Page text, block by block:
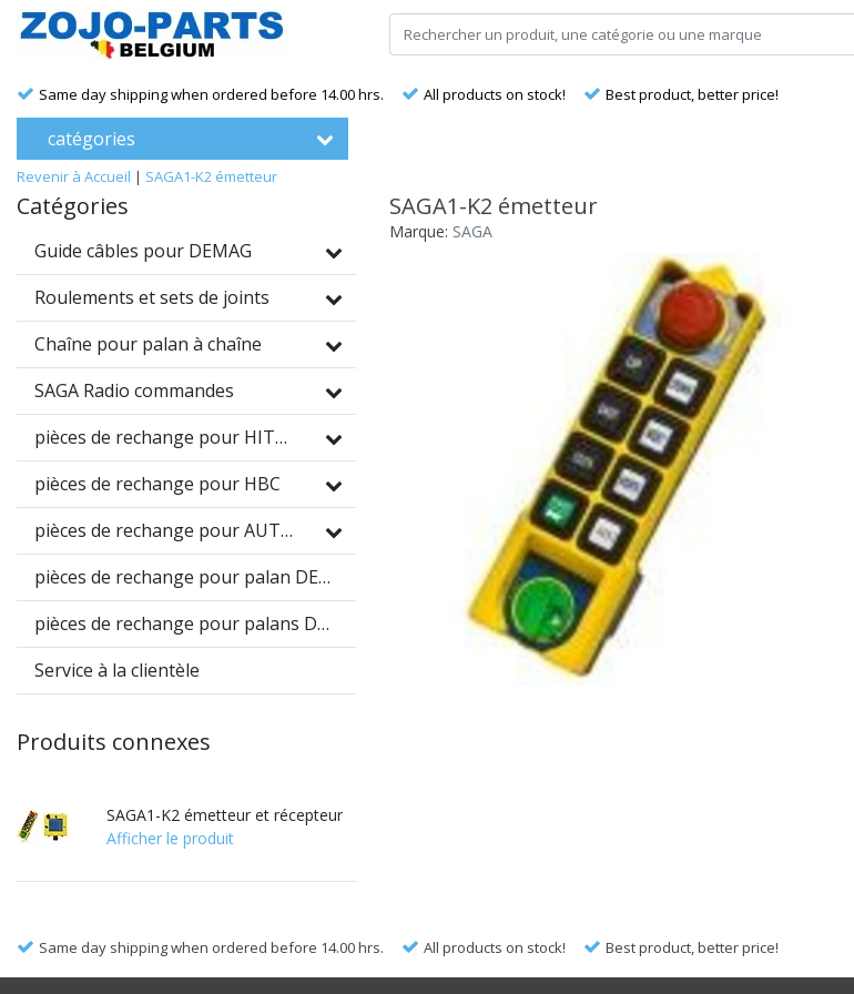
Same day shipping when ordered before 14.00 hrs. All products on stock! Best product, better price!
catégories
Revenir à Accueil | SAGA1-K2 émetteur
Catégories
Guide câbles pour DEMAG
Roulements et sets de joints
Chaîne pour palan à chaîne
SAGA Radio commandes
pièces de rechange pour HITRONIC
pièces de rechange pour HBC
pièces de rechange pour AUTEC
pièces de rechange pour palan DEMAG DC
pièces de rechange pour palans DEMAG DH
Service à la clientèle
Produits connexes
SAGA1-K2 émetteur et récepteur
Afficher le produit
SAGA1-K2 émetteur
Marque: SAGA
Same day shipping when ordered before 14.00 hrs. All products on stock! Best product, better price!